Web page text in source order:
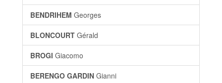
BENDRIHEM Georges
BLONCOURT Gérald
BROGI Giacomo
BERENGO GARDIN Gianni